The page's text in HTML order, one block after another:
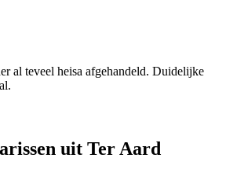
al teveel heisa afgehandeld. Duidelijke
uit Ter Aard